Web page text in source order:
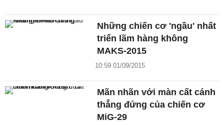
Những chiến cơ 'ngầu' nhất
triển lãm hàng không
MAKS-2015
10:59 01/09/2015
Mãn nhãn với màn cất cánh
thẳng đứng của chiến cơ
MiG-29